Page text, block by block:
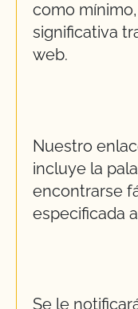
como
significativa
web.
Nuestro
incluye la
encontrarse
especificada
Se le